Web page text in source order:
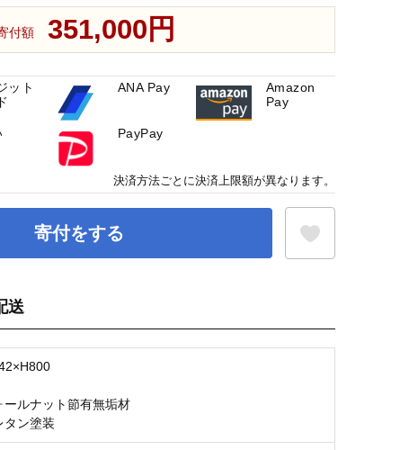
付額 351,000円
寄付をする
送
ールナット節有無垢材
タン塗装
ット
ANA Pay
Amazon
Pay
PayPay
決済方法ごとに決済上限額が異なります。